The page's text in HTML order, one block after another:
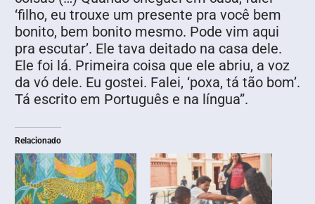
‘filho, eu trouxe um presente pra você bem
bonito, bem bonito mesmo. Pode vim aqui
pra escutar’. Ele tava deitado na casa dele.
Ele foi lá. Primeira coisa que ele abriu, a voz
da vó dele. Eu gostei. Falei, ‘poxa, tá tão bom’.
Tá escrito em Português e na língua”.
Relacionado